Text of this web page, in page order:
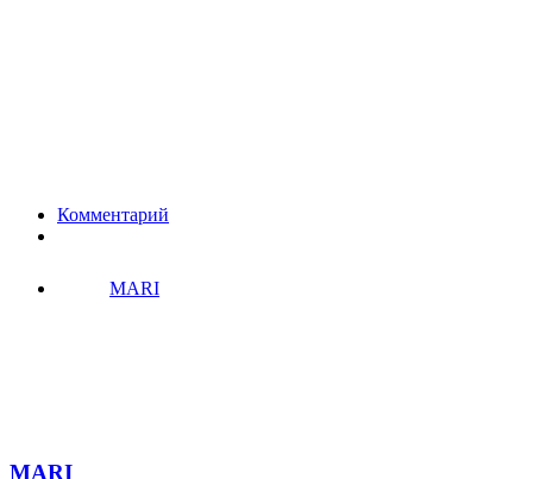
Комментарий
MARI
MARI